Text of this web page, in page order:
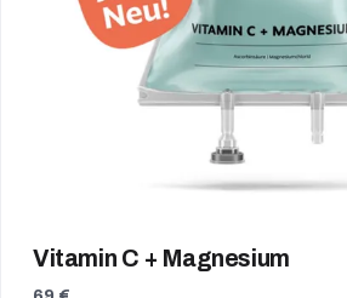
Vitamin C + Magnesium